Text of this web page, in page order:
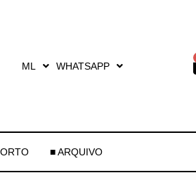
ML WHATSAPP
■ ARQUIVO